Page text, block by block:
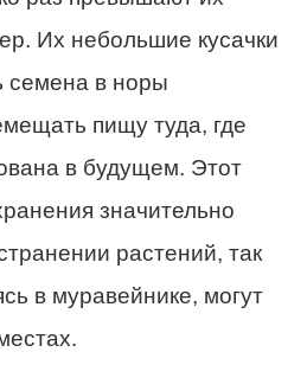
Их небольшие кусачки
семена в норы
пищу туда, где
в будущем. Этот
значительно
растений, так
в муравейнике, могут